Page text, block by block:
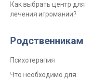
Как выбрать центр для
лечения игромании?
Родственникам
Психотерапия
Что необходимо для